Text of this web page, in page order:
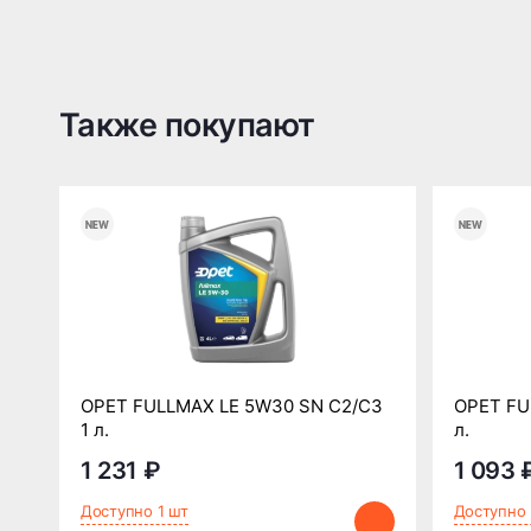
Также покупают
OPET FULLMAX LE 5W30 SN C2/C3
1 л.
1 231 ₽
Доступно 1 шт
OPET
л.
1 093
Доступно